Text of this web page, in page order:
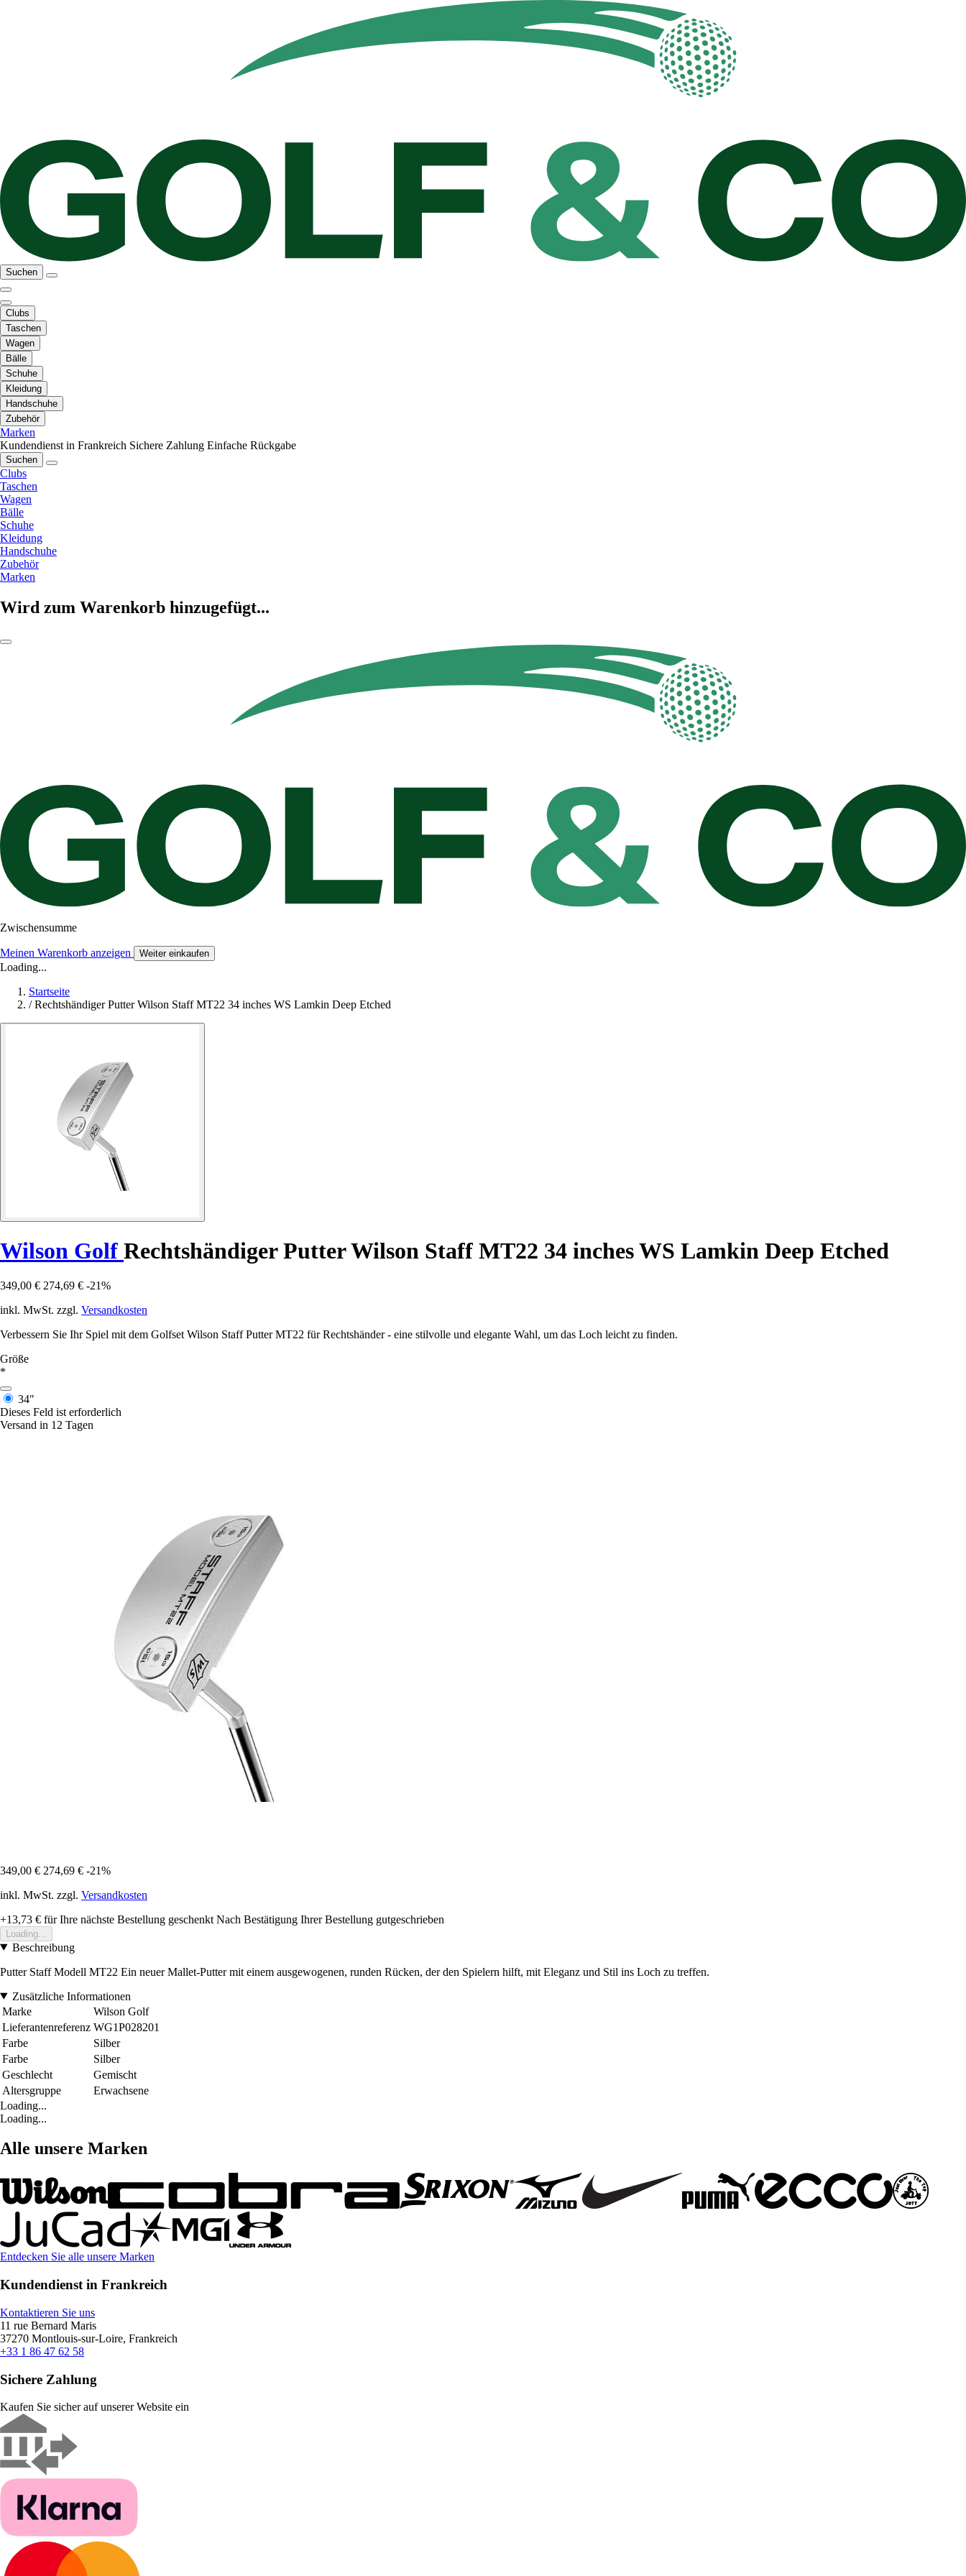
Suchen
Clubs
Taschen
Wagen
Bälle
Schuhe
Kleidung
Handschuhe
Zubehör
Marken
Kundendienst in Frankreich Sichere Zahlung Einfache Rückgabe
Suchen
Clubs
Taschen
Wagen
Bälle
Schuhe
Kleidung
Handschuhe
Zubehör
Marken
Wird zum Warenkorb hinzugefügt...
Zwischensumme
Meinen Warenkorb anzeigen Weiter einkaufen
Loading...
Startseite
/ Rechtshändiger Putter Wilson Staff MT22 34 inches WS Lamkin Deep Etched
Wilson Golf Rechtshändiger Putter Wilson Staff MT22 34 inches WS Lamkin Deep Etched
349,00 € 274,69 € -21%
inkl. MwSt. zzgl. Versandkosten
Verbessern Sie Ihr Spiel mit dem Golfset Wilson Staff Putter MT22 für Rechtshänder - eine stilvolle und elegante Wahl, um das Loch leicht zu finden.
Größe
*
34"
Dieses Feld ist erforderlich
Versand in 12 Tagen
349,00 € 274,69 € -21%
inkl. MwSt. zzgl. Versandkosten
+13,73 € für Ihre nächste Bestellung geschenkt Nach Bestätigung Ihrer Bestellung gutgeschrieben
Loading...
Beschreibung
Putter Staff Modell MT22 Ein neuer Mallet-Putter mit einem ausgewogenen, runden Rücken, der den Spielern hilft, mit Eleganz und Stil ins Loch zu treffen.
Zusätzliche Informationen
Marke
Wilson Golf
Lieferantenreferenz WG1P028201
Farbe
Silber
Farbe
Silber
Geschlecht
Gemischt
Altersgruppe
Erwachsene
Loading...
Loading...
Alle unsere Marken
Entdecken Sie alle unsere Marken
Kundendienst in Frankreich
Kontaktieren Sie uns
11 rue Bernard Maris
37270 Montlouis-sur-Loire, Frankreich
+33 1 86 47 62 58
Sichere Zahlung
Kaufen Sie sicher auf unserer Website ein